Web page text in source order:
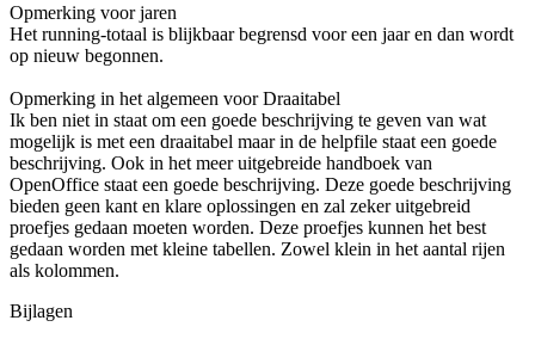
Opmerking voor jaren
Het running-totaal is blijkbaar begrensd voor een jaar en dan wordt
op nieuw begonnen.
Opmerking in het algemeen voor Draaitabel
Ik ben niet in staat om een goede beschrijving te geven van wat
mogelijk is met een draaitabel maar in de helpfile staat een goede
beschrijving. Ook in het meer uitgebreide handboek van
OpenOffice staat een goede beschrijving. Deze goede beschrijving
bieden geen kant en klare oplossingen en zal zeker uitgebreid
proefjes gedaan moeten worden. Deze proefjes kunnen het best
gedaan worden met kleine tabellen. Zowel klein in het aantal rijen
als kolommen.
Bijlagen